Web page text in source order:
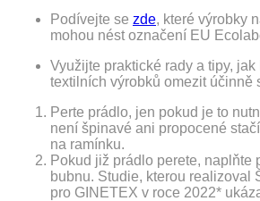
Podívejte se zde, které výrobky
mohou nést označení EU
Využijte praktické rady a tipy, jak
textilních výrobků omezit účinně
Perte prádlo, jen pokud je to
není špinavé ani propocené
na ramínku.
Pokud již prádlo perete, naplňte
bubnu. Studie, kterou realizoval
pro GINETEX v roce 2022*